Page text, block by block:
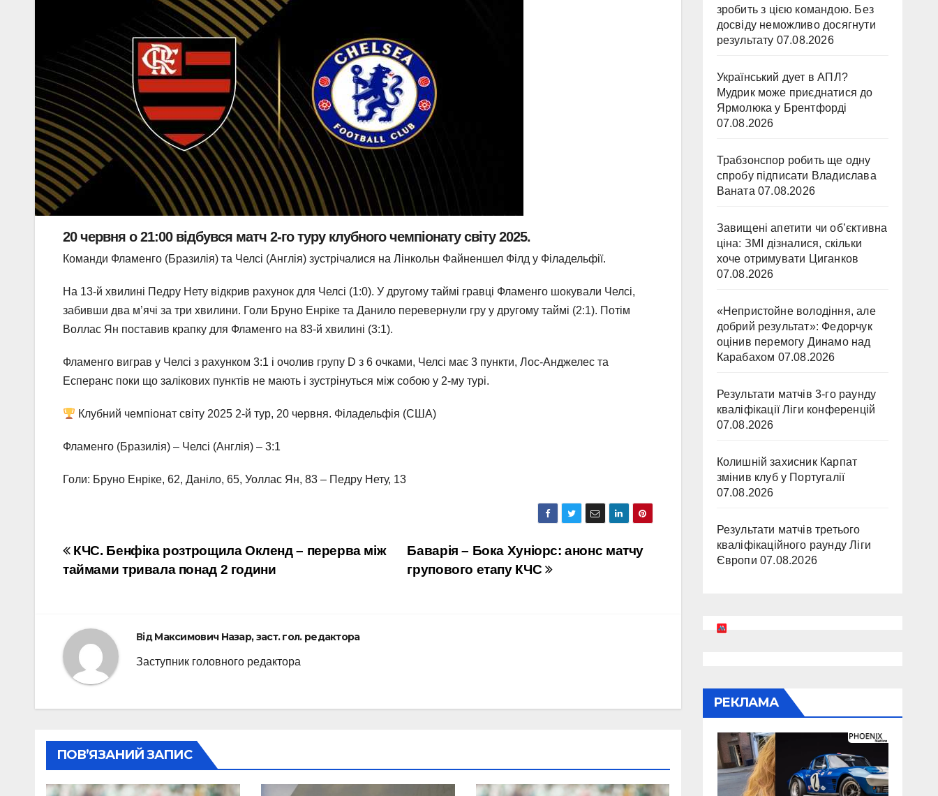
20 червня о 21:00 відбувся матч 2-го туру клубного чемпіонату світу 2025.
Команди Фламенго (Бразилія) та Челсі (Англія) зустрічалися на Лінкольн Файненшел Філд у Філадельфії.
На 13-й хвилині Педру Нету відкрив рахунок для Челсі (1:0). У другому таймі гравці Фламенго шокували Челсі,
забивши два м’ячі за три хвилини. Голи Бруно Енріке та Данило перевернули гру у другому таймі (2:1). Потім
Воллас Ян поставив крапку для Фламенго на 83-й хвилині (3:1).
Фламенго виграв у Челсі з рахунком 3:1 і очолив групу D з 6 очками, Челсі має 3 пункти, Лос-Анджелес та
Есперанс поки що залікових пунктів не мають і зустрінуться між собою у 2-му турі.
Клубний чемпіонат світу 2025 2-й тур, 20 червня. Філадельфія (США)
Фламенго (Бразилія) – Челсі (Англія) – 3:1
Голи: Бруно Енріке, 62, Даніло, 65, Уоллас Ян, 83 – Педру Нету, 13
Навігація
записів
Баварія – Бока Хуніорс: анонс матчу
групового етапу КЧС
КЧС. Бенфіка розтрощила Окленд – перерва між
таймами тривала понад 2 години
ВідМаксимович Назар, заст. гол. редактора
Заступник головного редактора
ПОВ’ЯЗАНИЙ ЗАПИС
зробить з цією командою. Без
досвіду неможливо досягнути
результату 07.08.2026
Український дует в АПЛ?
Мудрик може приєднатися до
Ярмолюка у Брентфорді
07.08.2026
Трабзонспор робить ще одну
спробу підписати Владислава
Ваната 07.08.2026
Завищені апетити чи об’єктивна
ціна: ЗМІ дізналися, скільки
хоче отримувати Циганков
07.08.2026
«Непристойне володіння, але
добрий результат»: Федорчук
оцінив перемогу Динамо над
Карабахом 07.08.2026
Результати матчів 3-го раунду
кваліфікації Ліги конференцій
07.08.2026
Колишній захисник Карпат
змінив клуб у Португалії
07.08.2026
Результати матчів третього
кваліфікаційного раунду Ліги
Європи 07.08.2026
РЕКЛАМА